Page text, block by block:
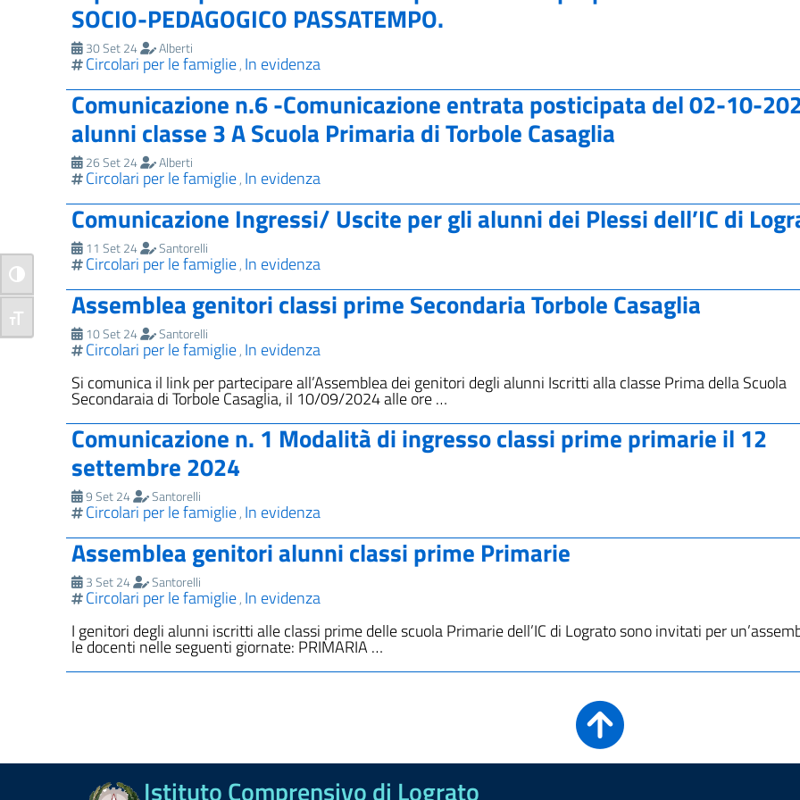
Attiva/disattiva alto contrasto
Attiva/disattiva dimensione testo
SOCIO-PEDAGOGICO PASSATEMPO.
30 Set 24 Alberti
Circolari per le famiglie, In evidenza
Comunicazione n.6 -Comunicazione entrata posticipata del 02-10-
alunni classe 3 A Scuola Primaria di Torbole Casaglia
26 Set 24 Alberti
Circolari per le famiglie, In evidenza
Comunicazione Ingressi/ Uscite per gli alunni dei Plessi dell’IC di
11 Set 24 Santorelli
Circolari per le famiglie, In evidenza
Assemblea genitori classi prime Secondaria Torbole Casaglia
10 Set 24 Santorelli
Circolari per le famiglie, In evidenza
Si comunica il link per partecipare all’Assemblea dei genitori degli alunni Iscritti alla classe Prima della Scuola
Secondaraia di Torbole Casaglia, il 10/09/2024 alle ore …
Comunicazione n. 1 Modalità di ingresso classi prime primarie il 12
settembre 2024
9 Set 24 Santorelli
Circolari per le famiglie, In evidenza
Assemblea genitori alunni classi prime Primarie
3 Set 24 Santorelli
Circolari per le famiglie, In evidenza
I genitori degli alunni iscritti alle classi prime delle scuola Primarie dell’IC di Lograto sono invitati per
le docenti nelle seguenti giornate: PRIMARIA …
Istituto Comprensivo di Lograto